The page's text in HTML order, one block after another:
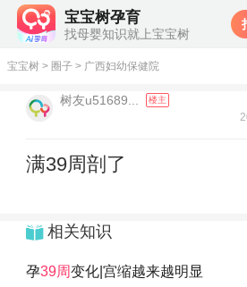
宝宝树孕育
找母婴知识就上宝宝树
宝宝树 > 圈子 > 广西妇幼保健院
树友u51689... 楼主
满39周剖了
相关知识
孕39周变化|宫缩越来越明显